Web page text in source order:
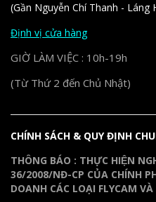
(Gần Nguyễn Chí Thanh - Láng
Định vị cửa hàng
GIỜ LÀM VIỆC : 10h-19h
(Từ Thứ 2 đến Chủ Nhật)
CHÍNH SÁCH & QUY ĐỊNH
THÔNG BÁO : THỰC HIỆN
36/2008/NĐ-CP CỦA CHÍNH
DOANH CÁC LOẠI FLYCAM